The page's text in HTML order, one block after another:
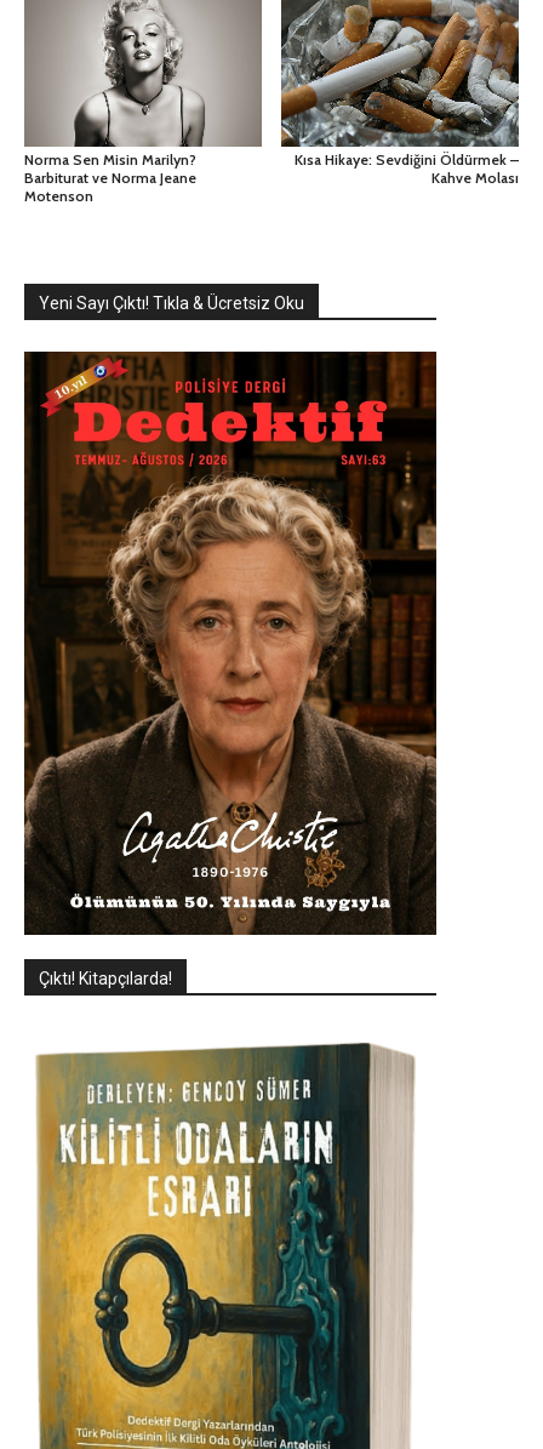
Norma Sen Misin Marilyn?
Barbiturat ve Norma Jeane
Motenson
Kısa Hikaye: Sevdiğini Öldürmek –
Kahve Molası
Yeni Sayı Çıktı! Tıkla & Ücretsiz Oku
Çıktı! Kitapçılarda!